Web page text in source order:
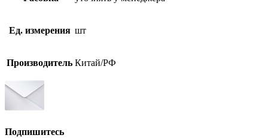
Ед. измерения шт
Производитель Китай/РФ
Подпишитесь